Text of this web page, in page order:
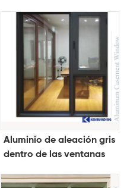
Aluminio de aleación gris
dentro de las ventanas